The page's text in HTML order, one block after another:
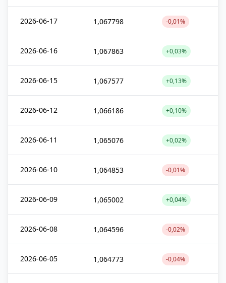
2026-06-17 1,067798 -0,01%
2026-06-16 1,067863 +0,03%
2026-06-15 1,067577 +0,13%
2026-06-12 1,066186 +0,10%
2026-06-11 1,065076 +0,02%
2026-06-10 1,064853 -0,01%
2026-06-09 1,065002 +0,04%
2026-06-08 1,064596 -0,02%
2026-06-05 1,064773 -0,04%